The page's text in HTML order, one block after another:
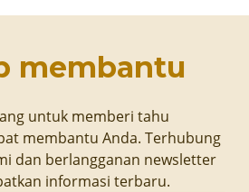
membantu
untuk memberi tahu
membantu Anda. Terhubung
dan berlangganan newsletter
informasi terbaru.